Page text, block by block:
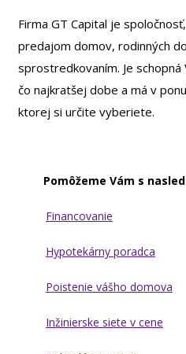
Firma GT Capital je
predajom domov, rodinných
sprostredkovaním. Je
čo najkratšej dobe a má v
ktorej si určite vyberiete.
Pomôžeme Vám s
Financovanie
Hypotekárny poradca
Poistenie vášho domova
Inžinierske siete v cene